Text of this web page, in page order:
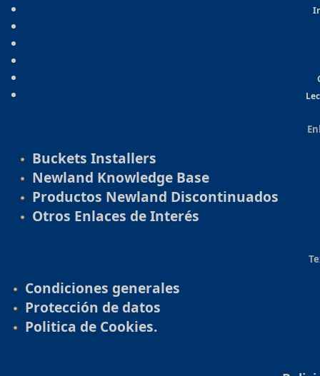
Buckets Installers
Newland Knowledge Base
Productos Newland Discontinuados
Otros Enlaces de Interés
Condiciones generales
Protección de datos
Politica de Cookies.